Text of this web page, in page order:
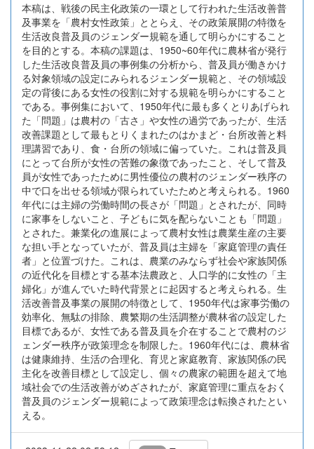
本稿は、戦後の民主化政策の一環として行われた生活改善普
及事業を「農村女性政策」ととらえ、その政策展開の特徴を
生活改良普及員のジェンダー規範を通して明らかにすること
を目的とする。本稿の課題は、1950~60年代に農林省が発行
した生活改良普及員の事例集の分析から、普及員が働きかけ
る対象領域の設定にみられるジェンダー規範と、その領域設
定の背後にある女性の役割に対する規範を明らかにすること
である。事例集において、1950年代に最も多くとりあげられ
た「問題」は農村の「古さ」や女性の過労であったが、生活
改善課題として最もとりくまれたのはかまど・台所改善と料
理講習であり、食・台所の領域に偏っていた。これは普及員
にとって台所が女性の苦難の象徴であったこと、そして普及
員が女性であったために男性優位の農村のジェンダー秩序の
中で口を出せる領域が限られていたためと考えられる。1960
年代には主婦の労働時間の長さが「問題」とされたが、同時
に家事をしないこと、子どもに気を配らないことも「問題」
とされた。兼業化の進展によって農村女性は農業生産の主要
な担い手となっていたが、普及員は主婦を「家庭管理の責任
者」と位置づけた。これは、農業のみならず社会や家族関係
の近代化を目標とする基本法農政と、人口学的に女性の「主
婦化」が進んでいた時代背景とに起因すると考えられる。生
活改善普及事業の展開の特徴として、1950年代は家事労働の
効率化、無駄の排除、農繁期の生活調整が農林省の設定した
目標であるが、女性である普及員を介在することで農村のジ
ェンダー秩序が政策理念を制限した。1960年代には、農林省
は健康維持、生活の合理化、育児と家庭教育、家族関係の民
主化を改善目標として設定し、個々の農家の範囲を超えて地
域社会での生活改善がめざされたが、家庭管理に重点をおく
普及員のジェンダー規範によって政策理念は転換されたとい
える。